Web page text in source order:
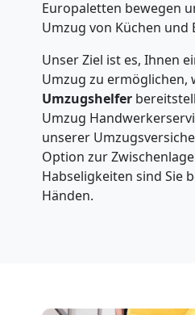
Europaletten bewegen
Umzug von Küchen und
Unser Ziel ist es, Ihnen
Umzug zu ermöglichen,
Umzugshelfer
Umzug
unserer
Option zur
Habseligkeiten sind Sie
Händen.